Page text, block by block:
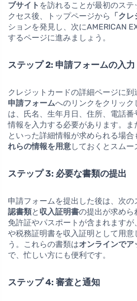
ブサイト を訪れることが最初のス
クセス後、トップページから 「ク
ションを発見し、次にAMERICAN
するページに進みましょう。
ステップ 2: 申請フォームの入力
クレジットカードの詳細ページに到
申請フォームへのリンクをクリック
は、氏名、生年月日、住所、電話番
情報を入力する必要があります。
といった詳細情報が求められる場合
れらの情報を用意しておくとスムー
ステップ 3: 必要な書類の提出
申請フォームを提出した後は、次の
認書類と 収入証明書の提出が求めら
免許証やパスポートが含まれます
や税務証明書を収入証明として用意
う。これらの書類はオンラインでア
で、忙しい方にも便利です。
ステップ 4: 審査と通知